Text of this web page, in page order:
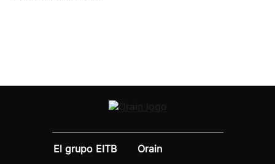
El grupo EITB
Orain